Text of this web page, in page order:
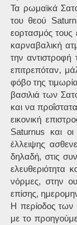
Τα ρωμαϊκά
του θεού
εορτασμός τους
καρναβαλική
την αντιστροφή
επιτρεπόταν,
φόβο της
βασιλιά των
και να
εικονική
Saturnus και
έλλειψης
δηλαδή, στις
ελευθεριότητα
νόρμες, στην
επίσης,
Η περίοδος των
με το